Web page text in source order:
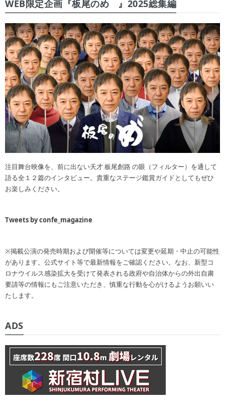
WEB限定企画『板尾のめ゙』2025総集編
注目舞台映像を、前に出ない天才 板尾創路 の眼（フィルター）を通して
語る全１２篇のインタビュー。貴重なステージ鑑賞ガイドとしてもぜひ
お楽しみください。
Tweets by confe_magazine
※掲載公演の発売時期および開催等については変更や延期・中止の可能性
があります。公式サイト等で最新情報をご確認ください。なお、新型コ
ロナウイルス感染拡大を受けて発表される政府や自治体からの外出自粛
要請等の情報にもご注意いただき、慎重な行動を心がけるようお願いい
たします。
ADS